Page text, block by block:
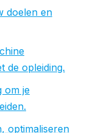
doelen en
de opleiding.
om je
optimaliseren